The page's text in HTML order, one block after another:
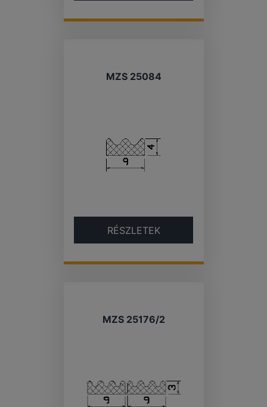
MZS 25084
RÉSZLETEK
MZS 25176/2